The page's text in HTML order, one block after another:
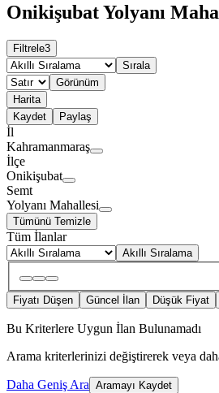
Onikişubat Yolyanı
Filtrele3
Sırala
Görünüm
Harita
Kaydet
Paylaş
İl
Kahramanmaraş
İlçe
Onikişubat
Semt
Yolyanı Mahallesi
Tümünü Temizle
Tüm İlanlar
Akıllı Sıralama
Fiyatı Düşen Güncel İlan Düşük Fiyat
Bu Kriterlere Uygun İlan Bulunamadı
Arama kriterlerinizi değiştirerek veya
Daha Geniş Ara Aramayı Kaydet